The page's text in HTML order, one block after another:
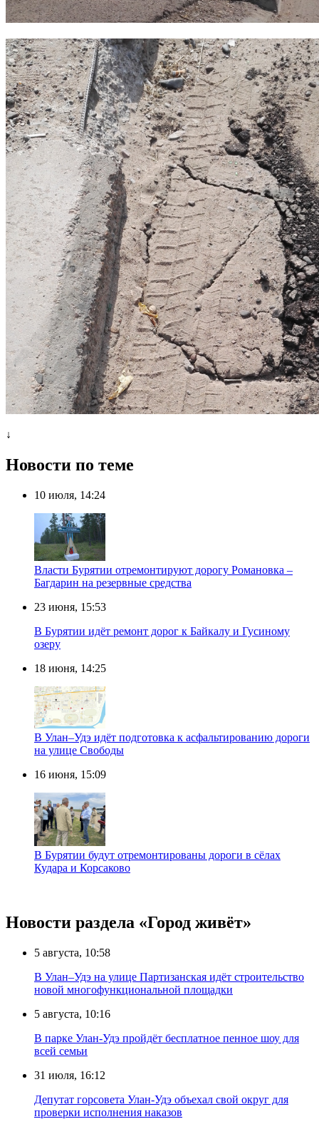
↓
Новости по теме
10 июля, 14:24
Власти Бурятии отремонтируют дорогу Романовка –
Багдарин на резервные средства
23 июня, 15:53
В Бурятии идёт ремонт дорог к Байкалу и Гусиному
озеру
18 июня, 14:25
В Улан–Удэ идёт подготовка к асфальтированию дороги
на улице Свободы
16 июня, 15:09
В Бурятии будут отремонтированы дороги в сёлах
Кудара и Корсаково
Новости раздела «Город живёт»
5 августа, 10:58
В Улан–Удэ на улице Партизанская идёт строительство
новой многофункциональной площадки
5 августа, 10:16
В парке Улан-Удэ пройдёт бесплатное пенное шоу для
всей семьи
31 июля, 16:12
Депутат горсовета Улан-Удэ объехал свой округ для
проверки исполнения наказов